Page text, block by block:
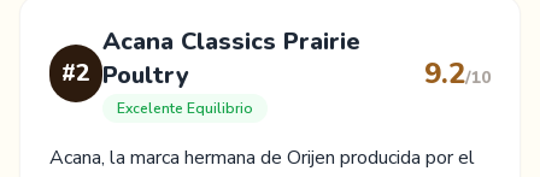
#2
Acana Classics Prairie
Poultry
Excelente Equilibrio
9.2/10
Acana, la marca hermana de Orijen producida por el